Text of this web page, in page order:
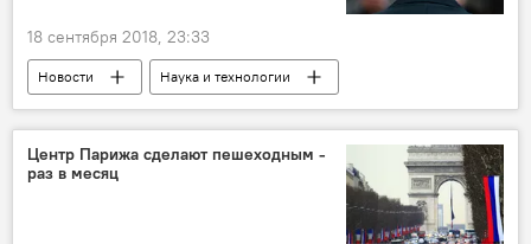
18 сентября 2018, 23:33
Новости
Наука и технологии
В мире
ученые облысение
Центр Парижа сделают пешеходным -
раз в месяц